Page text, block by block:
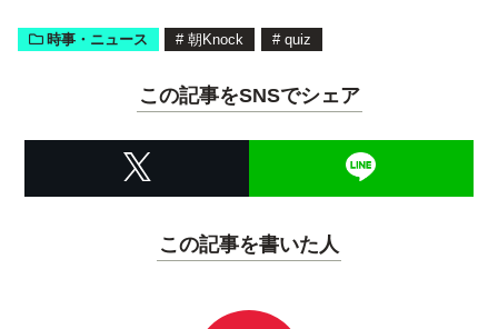
時事・ニュース # 朝Knock # quiz
この記事をSNSでシェア
この記事を書いた人